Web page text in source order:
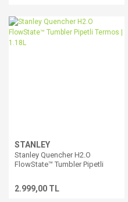
STANLEY
Stanley Quencher H2.O
FlowState™ Tumbler Pipetli
2.999,00 TL